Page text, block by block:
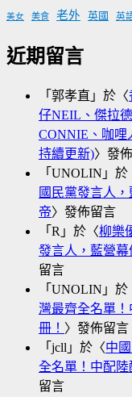
美女 美食 老外 英國 英
近期留言
「 郭孝直 」於〈
仔NEIL、傑拉
CONNIE、咖哩
持續更新)〉發
「 UNOLIN 」於
國民黨發言人
帝〉發佈留言
「 R 」於〈柳樂
發言人，藍營
留言
「 UNOLIN 」於
灣最齊全名單
冊！ 〉發佈留言
「 jcll 」於〈中
全名單！中配陸
留言